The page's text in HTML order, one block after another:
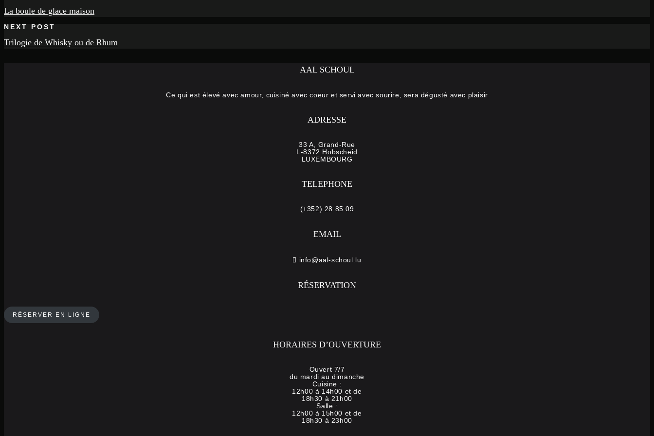
La boule de glace maison
NEXT POST
Trilogie de Whisky ou de Rhum
AAL SCHOUL
Ce qui est élevé avec amour, cuisiné avec coeur et servi avec sourire, sera dégusté avec plaisir
ADRESSE
33 A, Grand-Rue
L-8372 Hobscheid
LUXEMBOURG
TELEPHONE
(+352) 28 85 09
EMAIL
info@aal-schoul.lu
RÉSERVATION
RÉSERVER EN LIGNE
HORAIRES D’OUVERTURE
Ouvert 7/7
du mardi au dimanche
Cuisine :
12h00 à 14h00 et de
18h30 à 21h00
Salle :
12h00 à 15h00 et de
18h30 à 23h00